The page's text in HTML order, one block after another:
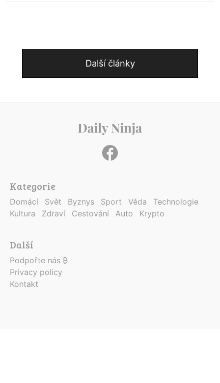
Další články
Kategorie
Domácí Svět Byznys Sport Věda
Technologie
Kultura
Zdraví Cestování Auto Krypto
Další
Podpořte nás ₿
Privacy policy
Kontakt